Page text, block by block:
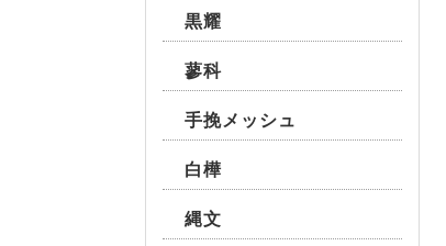
黒耀
蓼科
手挽メッシュ
白樺
縄文